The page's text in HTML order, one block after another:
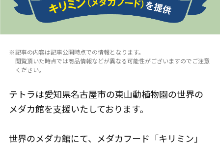
記事の内容は記事公開時点での情報となります。
閲覧頂いた時点では商品情報などが異なる可能性がございますのでご注意
ください。
テトラは愛知県名古屋市の東山動植物園の世界の
メダカ館を支援いたしております。
世界のメダカ館にて、メダカフード「キリミン」